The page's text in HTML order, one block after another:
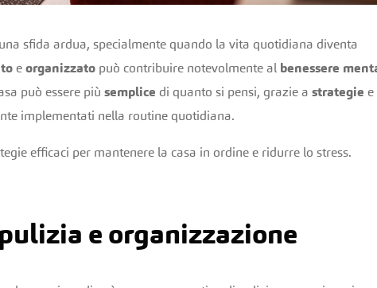
sfida ardua, specialmente quando la vita quotidiana diventa
e organizzatopuò contribuire notevolmente al benessere
può essere più semplice di quanto si pensi, grazie a strategie e
implementati nella routine quotidiana.
efficaci per mantenere la casa in ordine e ridurre lo stress.
e organizzazione